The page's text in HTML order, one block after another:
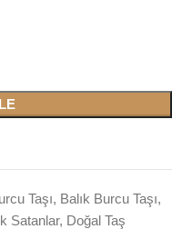
Taşı, Balık Burcu Taşı,
Satanlar, Doğal Taş